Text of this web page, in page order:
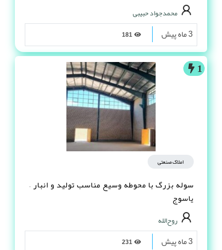
محمدجواد حبیبی
3 ماه پیش
1
املاک صنعتی
سوله بزرگ با محوطه وسیع مناسب تولید و انبار –
یاسوج
روح‌الله
3 ماه پیش